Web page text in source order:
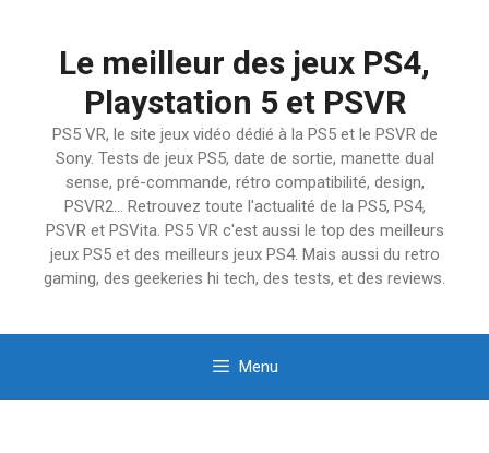
Le meilleur des jeux PS4,
Playstation 5 et PSVR
PS5 VR, le site jeux vidéo dédié à la PS5 et le PSVR de
Sony. Tests de jeux PS5, date de sortie, manette dual
sense, pré-commande, rétro compatibilité, design,
PSVR2… Retrouvez toute l'actualité de la PS5, PS4,
PSVR et PSVita. PS5 VR c'est aussi le top des meilleurs
jeux PS5 et des meilleurs jeux PS4. Mais aussi du retro
gaming, des geekeries hi tech, des tests, et des reviews.
Menu